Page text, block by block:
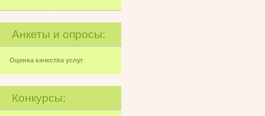
Анкеты и опросы:
Оценка качества услуг
Конкурсы: